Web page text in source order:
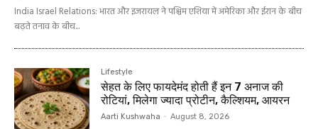
India Israel Relations: भारत और इजरायल ने पश्चिम एशिया में अमेरिका और ईरान के बीच
बढ़ते तनाव के बीच...
Lifestyle
सेहत के लिए फायदेमंद होती हैं इन 7 अनाज की
रोटियां, मिलेगा ज्‍यादा प्रोटीन, कैल्शियम, आयरन
Aarti Kushwaha - August 8, 2026